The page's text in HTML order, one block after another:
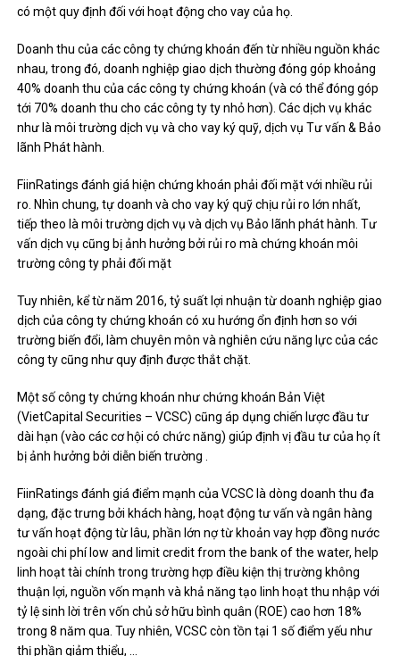
có một quy định đối với hoạt động cho vay của họ.
Doanh thu của các công ty chứng khoán đến từ nhiều nguồn khác
nhau, trong đó, doanh nghiệp giao dịch thường đóng góp khoảng
40% doanh thu của các công ty chứng khoán (và có thể đóng góp
tới 70% doanh thu cho các công ty ty nhỏ hơn). Các dịch vụ khác
như là môi trường dịch vụ và cho vay ký quỹ, dịch vụ Tư vấn & Bảo
lãnh Phát hành.
FiinRatings đánh giá hiện chứng khoán phải đối mặt với nhiều rủi
ro. Nhìn chung, tự doanh và cho vay ký quỹ chịu rủi ro lớn nhất,
tiếp theo là môi trường dịch vụ và dịch vụ Bảo lãnh phát hành. Tư
vấn dịch vụ cũng bị ảnh hưởng bởi rủi ro mà chứng khoán môi
trường công ty phải đối mặt
Tuy nhiên, kể từ năm 2016, tỷ suất lợi nhuận từ doanh nghiệp giao
dịch của công ty chứng khoán có xu hướng ổn định hơn so với
trường biến đổi, làm chuyên môn và nghiên cứu năng lực của các
công ty cũng như quy định được thắt chặt.
Một số công ty chứng khoán như chứng khoán Bản Việt
(VietCapital Securities – VCSC) cũng áp dụng chiến lược đầu tư
dài hạn (vào các cơ hội có chức năng) giúp định vị đầu tư của họ ít
bị ảnh hưởng bởi diễn biến trường .
FiinRatings đánh giá điểm mạnh của VCSC là dòng doanh thu đa
dạng, đặc trưng bởi khách hàng, hoạt động tư vấn và ngân hàng
tư vấn hoạt động từ lâu, phần lớn nợ từ khoản vay hợp đồng nước
ngoài chi phí low and limit credit from the bank of the water, help
linh hoạt tài chính trong trường hợp điều kiện thị trường không
thuận lợi, nguồn vốn mạnh và khả năng tạo linh hoạt thu nhập với
tỷ lệ sinh lời trên vốn chủ sở hữu bình quân (ROE) cao hơn 18%
trong 8 năm qua. Tuy nhiên, VCSC còn tồn tại 1 số điểm yếu như
thị phần giảm thiểu, …